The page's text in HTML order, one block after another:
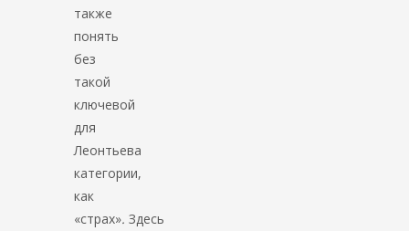
также
понять
без
такой
ключевой
для
Леонтьева
категории,
как
«страх». Здесь